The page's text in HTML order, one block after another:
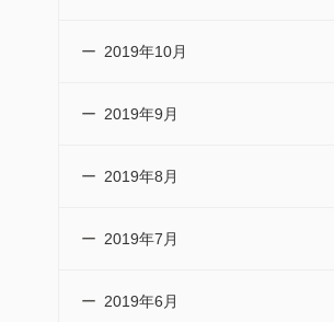
2019年10月
2019年9月
2019年8月
2019年7月
2019年6月